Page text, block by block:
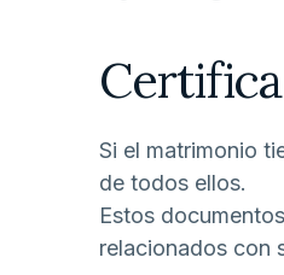
Si el matrimonio
de todos ellos.
Estos
relacionados con